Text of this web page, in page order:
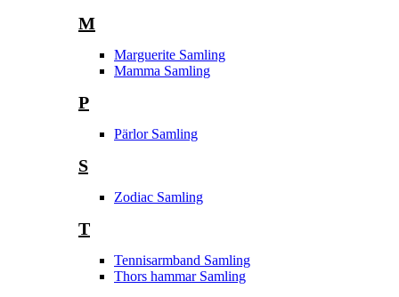
M
Marguerite Samling
Mamma Samling
P
Pärlor Samling
S
Zodiac Samling
T
Tennisarmband Samling
Thors hammar Samling